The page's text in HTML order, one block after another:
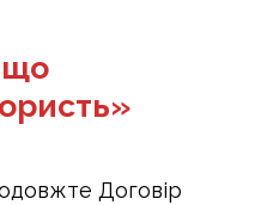
що
Договір